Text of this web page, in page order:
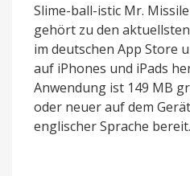
Slime-ball-istic Mr.
gehört zu den
im deutschen App Store
auf iPhones und iPads
Anwendung ist 149 MB
oder neuer auf dem
englischer Sprache bereit.